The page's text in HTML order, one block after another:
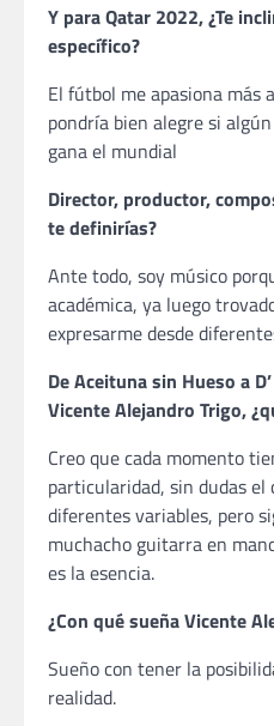
Y para Qatar 2022, ¿Te
específico?
El fútbol me apasiona más
pondría bien alegre si
gana el mundial
Director, productor,
te definirías?
Ante todo, soy músico
académica, ya luego
expresarme desde
De Aceituna sin Hueso a
Vicente Alejandro Trigo,
Creo que cada momento
particularidad, sin dudas
diferentes variables, pero
muchacho guitarra en
es la esencia.
¿Con qué sueña Vicente
Sueño con tener la
realidad.